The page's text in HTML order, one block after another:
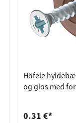
Häfele
og glas med
0.31 €*